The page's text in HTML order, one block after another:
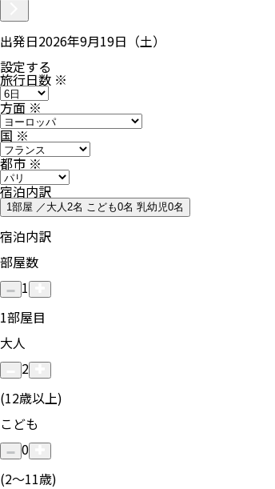
出発日2026年9月19日（土）
設定する
旅行日数 ※
方面※
国※
都市※
宿泊内訳
1部屋 ／大人2名 こども0名 乳幼児0名
宿泊内訳
部屋数
1
1部屋目
大人
2
(12歳以上)
こども
0
(2〜11歳)